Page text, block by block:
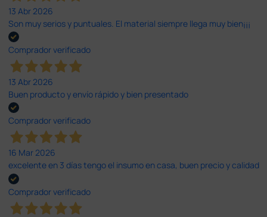
13 Abr 2026
Son muy serios y puntuales. El material siempre llega muy bien¡¡¡
Comprador verificado
13 Abr 2026
Buen producto y envío rápido y bien presentado
Comprador verificado
16 Mar 2026
excelente en 3 días tengo el insumo en casa, buen precio y calidad
Comprador verificado